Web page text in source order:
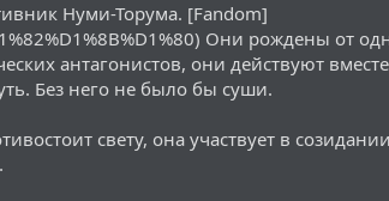
Нуми-Торума. [Fandom]
Они рождены от
антагонистов, они действуют
Без него не было бы суши.
свету, она участвует в